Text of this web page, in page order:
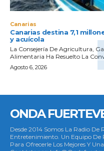
Canarias
Canarias destina 7,1
y acuícola
La Consejería De Agricultura,
Alimentaria Ha Resuelto La
Agosto 6, 2026
ONDA
Desde 2014 Somos La Radio
Entretenimiento. Un Equipo De
Para Ofrecerle Los Mejores Y